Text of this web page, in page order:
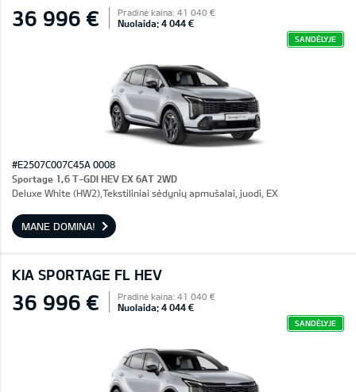
36 996 € Pradinė kaina: 41 040 €
Nuolaida: 4 044 €
SANDĖLYJE
#E2507C007C45A 0008
Sportage 1,6 T-GDI HEV EX 6AT 2WD
Deluxe White (HW2),Tekstiliniai sėdynių apmušalai, juodi, EX
MANE DOMINA!
KIA SPORTAGE FL HEV
36 996 € Pradinė kaina: 41 040 €
Nuolaida: 4 044 €
SANDĖLYJE